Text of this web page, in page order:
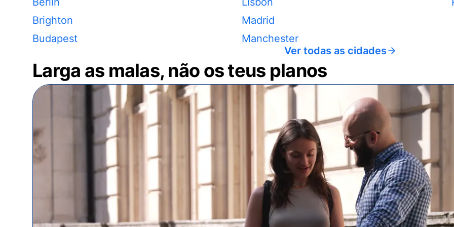
Brighton
Budapest
Madrid
Manchester
Ver todas as cidades
Larga as malas, não os teus planos